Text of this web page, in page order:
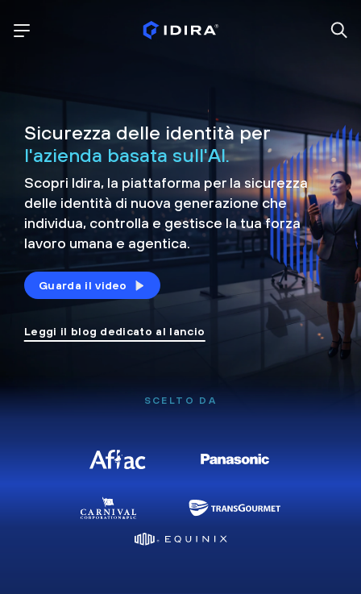
Sicurezza delle identità per
l'azienda basata sull'AI.
Scopri Idira, la piattaforma per la sicurezza
delle identità di nuova generazione che
individua, controlla e gestisce la tua forza
lavoro umana e agentica.
Guarda il video
Leggi il blog dedicato al lancio
SCELTO DA